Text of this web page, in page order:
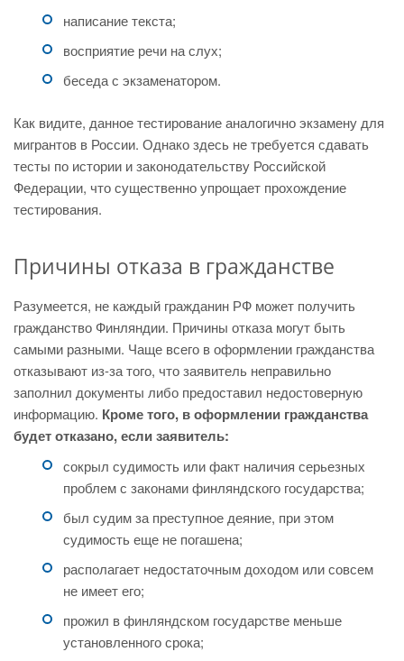
написание текста;
восприятие речи на слух;
беседа с экзаменатором.
Как видите, данное тестирование аналогично экзамену для
мигрантов в России. Однако здесь не требуется сдавать
тесты по истории и законодательству Российской
Федерации, что существенно упрощает прохождение
тестирования.
Причины отказа в гражданстве
Разумеется, не каждый гражданин РФ может получить
гражданство Финляндии. Причины отказа могут быть
самыми разными. Чаще всего в оформлении гражданства
отказывают из-за того, что заявитель неправильно
заполнил документы либо предоставил недостоверную
информацию. Кроме того, в оформлении гражданства
будет отказано, если заявитель:
сокрыл судимость или факт наличия серьезных
проблем с законами финляндского государства;
был судим за преступное деяние, при этом
судимость еще не погашена;
располагает недостаточным доходом или совсем
не имеет его;
прожил в финляндском государстве меньше
установленного срока;